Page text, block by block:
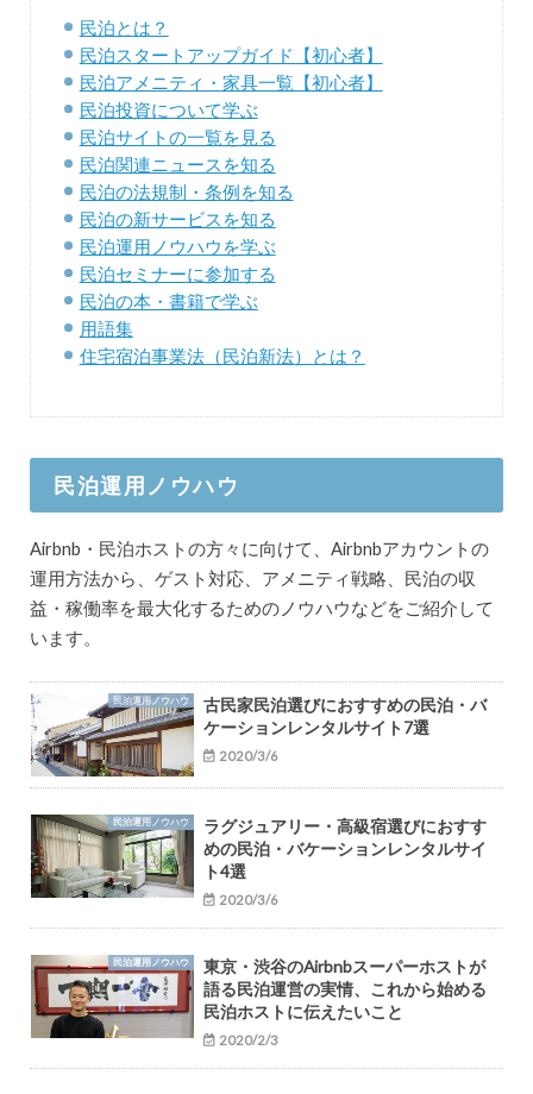
民泊とは？
民泊スタートアップガイド【初心者】
民泊アメニティ・家具一覧【初心者】
民泊投資について学ぶ
民泊サイトの一覧を見る
民泊関連ニュースを知る
民泊の法規制・条例を知る
民泊の新サービスを知る
民泊運用ノウハウを学ぶ
民泊セミナーに参加する
民泊の本・書籍で学ぶ
用語集
住宅宿泊事業法（民泊新法）とは？
民泊運用ノウハウ
Airbnb・民泊ホストの方々に向けて、Airbnbアカウントの
運用方法から、ゲスト対応、アメニティ戦略、民泊の収
益・稼働率を最大化するためのノウハウなどをご紹介して
います。
民泊運用ノウハウ
古民家民泊選びにおすすめの民泊・バ
ケーションレンタルサイト7選
2020/3/6
民泊運用ノウハウ
ラグジュアリー・高級宿選びにおすす
めの民泊・バケーションレンタルサイ
ト4選
2020/3/6
民泊運用ノウハウ
東京・渋谷のAirbnbスーパーホストが
語る民泊運営の実情、これから始める
民泊ホストに伝えたいこと
2020/2/3